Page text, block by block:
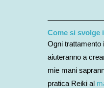
Come si svolge
Ogni trattamento
aiuteranno a
mie mani
pratica Reiki al